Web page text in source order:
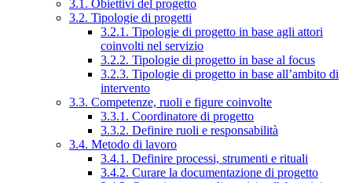
3.1. Obiettivi del progetto
3.2. Tipologie di progetti
3.2.1. Tipologie di progetto in base agli attori
coinvolti nel servizio
3.2.2. Tipologie di progetto in base al focus
3.2.3. Tipologie di progetto in base all’ambito di
intervento
3.3. Competenze, ruoli e figure coinvolte
3.3.1. Coordinatore di progetto
3.3.2. Definire ruoli e responsabilità
3.4. Metodo di lavoro
3.4.1. Definire processi, strumenti e rituali
3.4.2. Curare la documentazione di progetto